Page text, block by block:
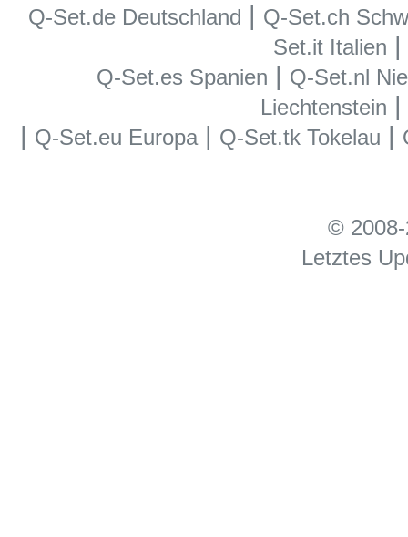
Q-Set.de Deutschland | Q-Set.ch
Set.it Italien
Q-Set.es Spanien | Q-Set.nl
Liechtenstein |
| Q-Set.eu Europa| Q-Set.tk Tokelau |
©
Letztes